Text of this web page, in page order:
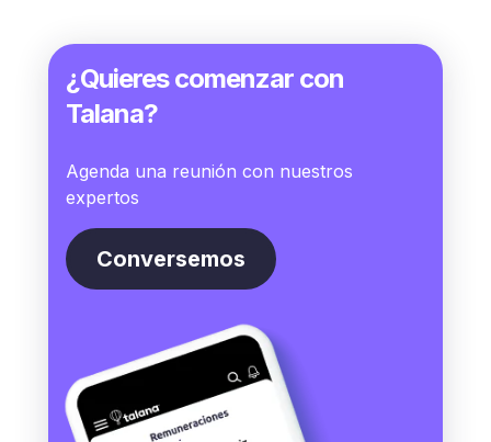
¿Quieres comenzar con
Talana?
Agenda una reunión con nuestros
expertos
Conversemos